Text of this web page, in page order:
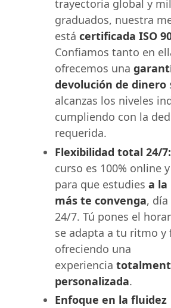
trayectoria global y
graduados, nuestra
está certificada ISO
Confiamos tanto en
ofrecemos una
devolución de dinero
alcanzas los niveles
cumpliendo con la
requerida.
Flexibilidad total 24/7:
curso es 100% online
para que estudies a la
más te convenga,
24/7. Tú pones el
se adapta a tu ritmo y
ofreciendo una
experiencia
personalizada.
Enfoque en la fluidez